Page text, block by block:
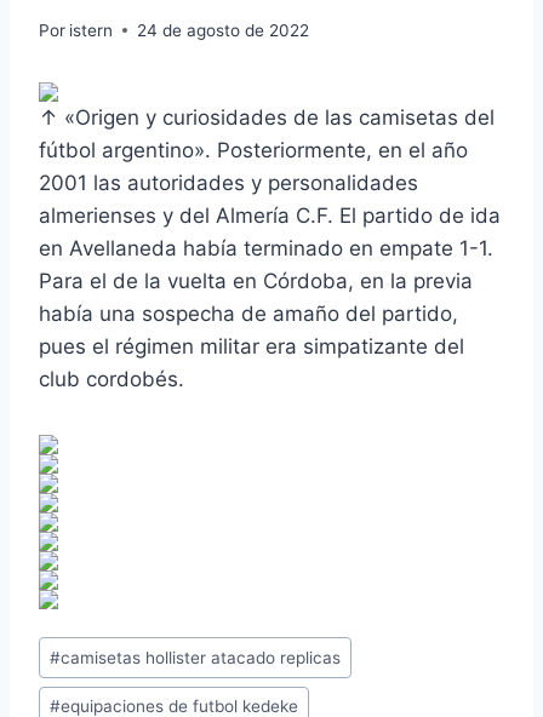
Por istern 24 de agosto de 2022
↑ «Origen y curiosidades de las camisetas del
fútbol argentino». Posteriormente, en el año
2001 las autoridades y personalidades
almerienses y del Almería C.F. El partido de ida
en Avellaneda había terminado en empate 1-1.
Para el de la vuelta en Córdoba, en la previa
había una sospecha de amaño del partido,
pues el régimen militar era simpatizante del
club cordobés.
Etiquetas
de
la
#camisetas hollister atacado replicas
#equipaciones de futbol kedeke